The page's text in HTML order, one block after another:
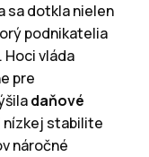
sa dotkla nielen
podnikatelia
vláda
pre
daňové
nízkej stabilite
náročné